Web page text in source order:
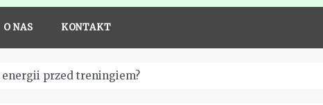
raju dla
sportowców
O NAS KONTAKT